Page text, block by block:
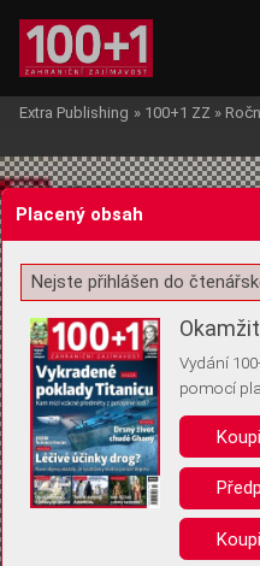
Žádost o souhlas s
Pro základní fungování webu
(tzv. cookies apod.). Rádi
uložením volitelných informací:
Anonymní unikátní ID
Díky němu příště poznáme, že se
Extra Publishing » 100+1 ZZ »
Placený obsah
Nejste přihlášen do
Vydání
pomocí